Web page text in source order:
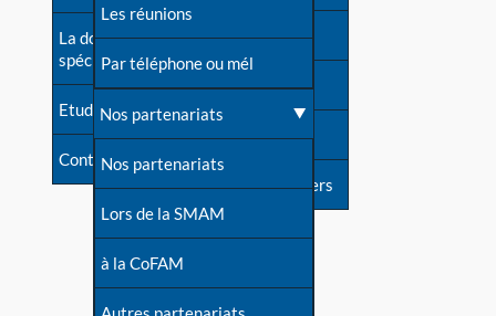
Mythes et vérités
Devenir animatrice ?
Une question sur le site
La documentation
spécialisée
Etudes récentes
Contact
Soutenir LLL
Livre d'or
Forum
S'inscrire à nos newsletters
Les réunions
Par téléphone ou mél
Nos partenariats
Nos partenariats
Lors de la SMAM
à la CoFAM